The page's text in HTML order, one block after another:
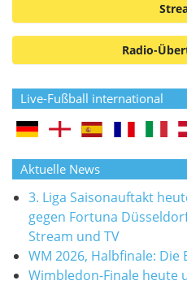
Radio-
Live-Fußball international
Aktuelle News
3. Liga Saisonauftakt
gegen Fortuna
Stream und TV
WM 2026, Halbfinale:
Wimbledon-Finale heute